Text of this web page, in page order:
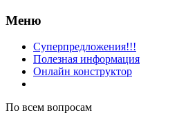
Меню
Суперпредложения!!!
Полезная информация
Онлайн конструктор
По всем вопросам